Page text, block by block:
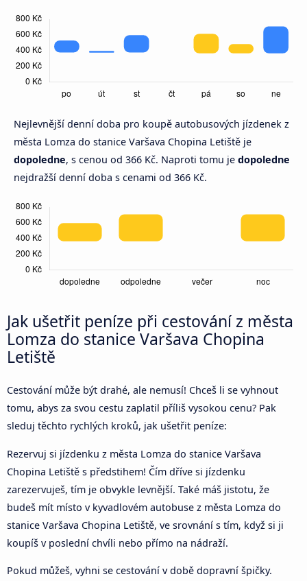
Nejlevnější denní doba pro koupě autobusových jízdenek z
města Lomza do stanice Varšava Chopina Letiště je
dopoledne, s cenou od 366 Kč. Naproti tomu je dopoledne
nejdražší denní doba s cenami od 366 Kč.
Jak ušetřit peníze při cestování z města
Lomza do stanice Varšava Chopina
Letiště
Cestování může být drahé, ale nemusí! Chceš li se vyhnout
tomu, abys za svou cestu zaplatil příliš vysokou cenu? Pak
sleduj těchto rychlých kroků, jak ušetřit peníze:
Rezervuj si jízdenku z města Lomza do stanice Varšava
Chopina Letiště s předstihem! Čím dříve si jízdenku
zarezervuješ, tím je obvykle levnější. Také máš jistotu, že
budeš mít místo v kyvadlovém autobuse z města Lomza do
stanice Varšava Chopina Letiště, ve srovnání s tím, když si ji
koupíš v poslední chvíli nebo přímo na nádraží.
Pokud můžeš, vyhni se cestování v době dopravní špičky.